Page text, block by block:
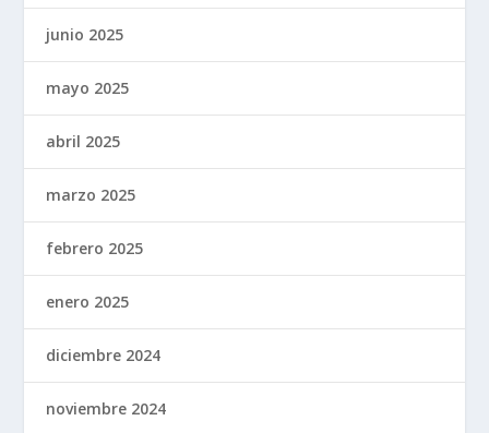
junio 2025
mayo 2025
abril 2025
marzo 2025
febrero 2025
enero 2025
diciembre 2024
noviembre 2024